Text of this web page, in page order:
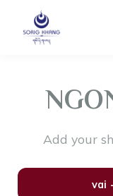
Add your
vai